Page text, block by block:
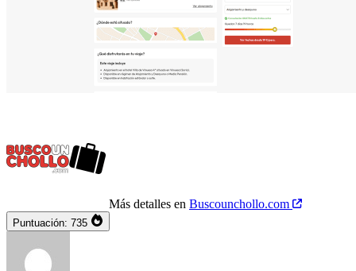
Más detalles en Buscounchollo.com
Puntuación: 735